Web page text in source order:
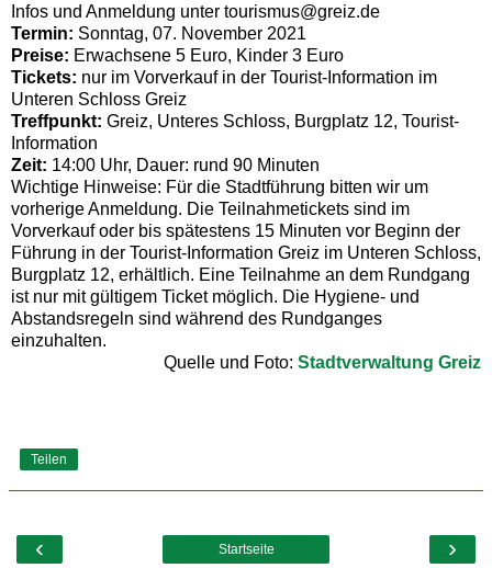
Infos und Anmeldung unter tourismus@greiz.de
Termin: Sonntag, 07. November 2021
Preise: Erwachsene 5 Euro, Kinder 3 Euro
Tickets: nur im Vorverkauf in der Tourist-Information im
Unteren Schloss Greiz
Treffpunkt: Greiz, Unteres Schloss, Burgplatz 12, Tourist-
Information
Zeit: 14:00 Uhr, Dauer: rund 90 Minuten
Wichtige Hinweise: Für die Stadtführung bitten wir um
vorherige Anmeldung. Die Teilnahmetickets sind im
Vorverkauf oder bis spätestens 15 Minuten vor Beginn der
Führung in der Tourist-Information Greiz im Unteren Schloss,
Burgplatz 12, erhältlich. Eine Teilnahme an dem Rundgang
ist nur mit gültigem Ticket möglich. Die Hygiene- und
Abstandsregeln sind während des Rundganges
einzuhalten.
Quelle und Foto: Stadtverwaltung Greiz
Teilen
‹ ›
Startseite